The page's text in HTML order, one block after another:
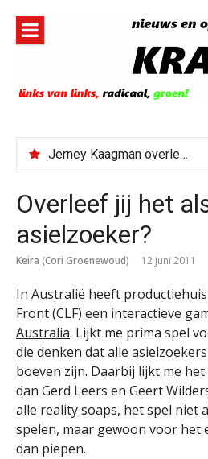
inhoud
Jerney Kaagman overleden
Overleef jij het
asielzoeker?
Keira (Cori Groenewoud) 12 juni 2011
In Australië heeft
Front (CLF) een interactieve
Australia. Lijkt me prima spel
die denken dat alle
boeven zijn. Daarbij lijkt me
dan Gerd Leers en Geert
alle reality soaps, het spel niet
spelen, maar gewoon voor het
dan piepen.